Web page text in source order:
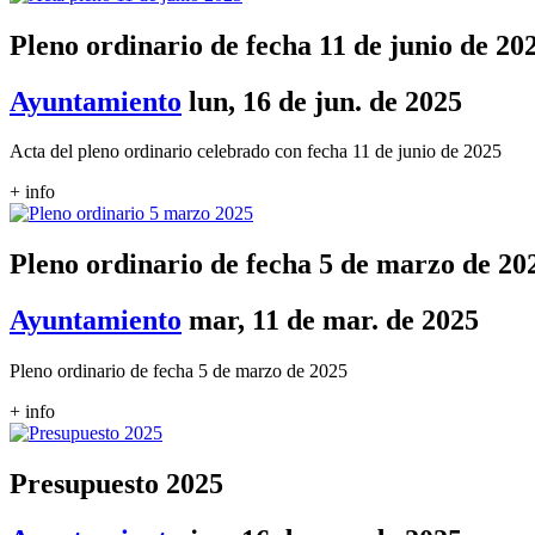
Pleno ordinario de fecha 11 de junio de
Ayuntamiento lun, 16 de jun. de 2025
Acta del pleno ordinario celebrado con fecha 11 de junio de 2025
+ info
Pleno ordinario de fecha 5 de marzo de
Ayuntamiento mar, 11 de mar. de 2025
Pleno ordinario de fecha 5 de marzo de 2025
+ info
Presupuesto 2025